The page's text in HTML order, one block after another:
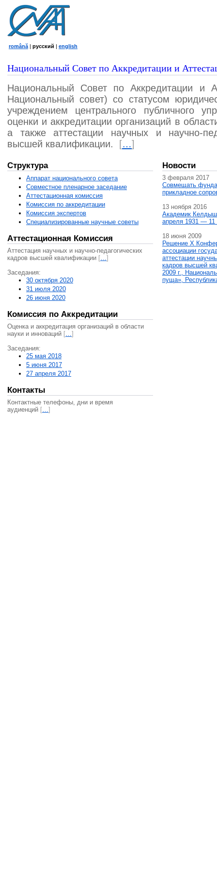
română | русский | english
Национальный Совет по Аккредитации и
Национальный Совет по Аккредитации и
Национальный совет) со статусом
учреждением центрального публичного
оценки и аккредитации организаций в
а также аттестации научных и научно-
высшей квалификации.
[…]
Структура
Аппарат национального совета
Совместное пленарное заседание
Аттестационная комисcия
Комиссия по аккредитации
Комиссия экспертов
Специализированные научные советы
Аттестационная Комиссия
Аттестация научных и научно-педагогических
кадров высшей квалификации […]
Заседания:
30 октября 2020
31 июля 2020
26 июня 2020
Комиссия по Аккредитации
Оценка и аккредитация организаций в области
науки и инноваций […]
Заседания:
25 мая 2018
5 июня 2017
27 апреля 2017
Контакты
Контактные телефоны, дни и время
аудиенций […]
Новости
3 февраля 2017
Совмещать
прикладное
13 ноября 2016
Академик
апреля 1931 — 11
18 июня 2009
Решение X
ассоциации
аттестации
кадров высшей
2009 г.,
пуща»,